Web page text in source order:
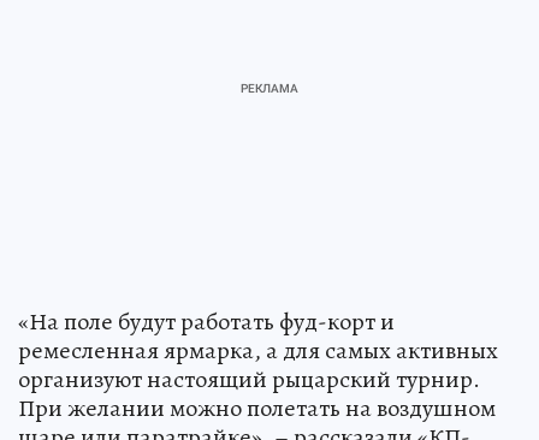
«На поле будут работать фуд-корт и
ремесленная ярмарка, а для самых активных
организуют настоящий рыцарский турнир.
При желании можно полетать на воздушном